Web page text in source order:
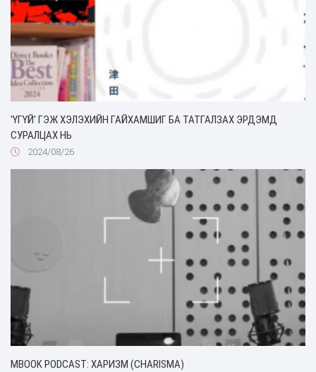
'ҮГҮЙ' ГЭЖ ХЭЛЭХИЙН ГАЙХАМШИГ БА ТАТГАЛЗАХ ЭРДЭМД
СУРАЛЦАХ НЬ‎
2024/08/26
MBOOK PODCAST: ХАРИЗМ (CHARISMA)